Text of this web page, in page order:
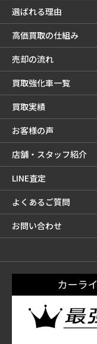
選ばれる理由
高価買取の仕組み
売却の流れ
買取強化車一覧
買取実績
お客様の声
店舗・スタッフ紹介
LINE査定
よくあるご質問
お問い合わせ